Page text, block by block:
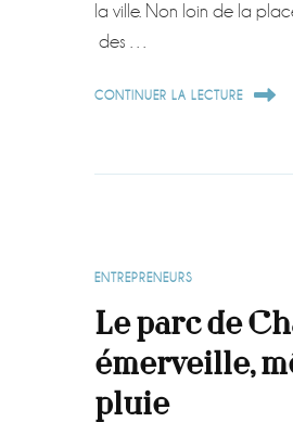
la ville. Non loin de la
des …
CONTINUER LA LECTURE
ENTREPRENEURS
Le parc de
émerveille,
pluie